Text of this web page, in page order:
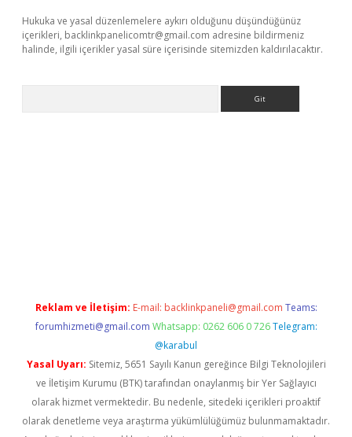
Hukuka ve yasal düzenlemelere aykırı olduğunu düşündüğünüz
içerikleri, backlinkpanelicomtr@gmail.com adresine bildirmeniz
halinde, ilgili içerikler yasal süre içerisinde sitemizden kaldırılacaktır.
Reklam ve İletişim: E-mail: backlinkpaneli@gmail.com Teams:
forumhizmeti@gmail.com Whatsapp: 0262 606 0 726 Telegram:
@karabul
Yasal Uyarı: Sitemiz, 5651 Sayılı Kanun gereğince Bilgi Teknolojileri
ve İletişim Kurumu (BTK) tarafından onaylanmış bir Yer Sağlayıcı
olarak hizmet vermektedir. Bu nedenle, sitedeki içerikleri proaktif
olarak denetleme veya araştırma yükümlülüğümüz bulunmamaktadır.